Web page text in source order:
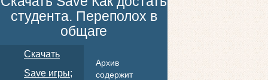
студента. Переполох в
общаге
Скачать
Save игры;
Архив
содержит